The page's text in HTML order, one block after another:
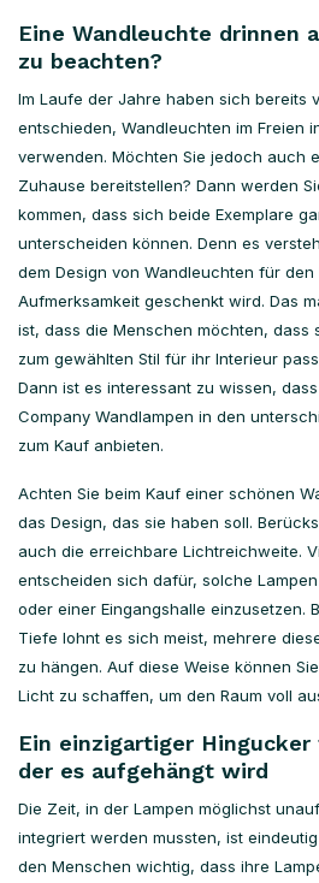
Eine Wandleuchte drinnen
zu beachten?
Im Laufe der Jahre haben sich bereits
entschieden, Wandleuchten im Freien
verwenden. Möchten Sie jedoch auch
Zuhause bereitstellen? Dann werden
kommen, dass sich beide Exemplare
unterscheiden können. Denn es
dem Design von Wandleuchten für
Aufmerksamkeit geschenkt wird. Das
ist, dass die Menschen möchten, dass
zum gewählten Stil für ihr Interieur
Dann ist es interessant zu wissen,
Company Wandlampen in den
zum Kauf anbieten.
Achten Sie beim Kauf einer schönen
das Design, das sie haben soll.
auch die erreichbare Lichtreichweite.
entscheiden sich dafür, solche
oder einer Eingangshalle einzusetzen.
Tiefe lohnt es sich meist, mehrere
zu hängen. Auf diese Weise können
Licht zu schaffen, um den Raum voll
Ein einzigartiger Hingucker
der es aufgehängt wird
Die Zeit, in der Lampen möglichst
integriert werden mussten, ist
den Menschen wichtig, dass ihre